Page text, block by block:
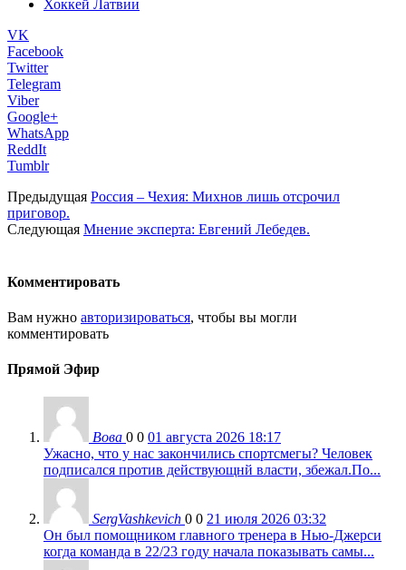
Хоккей Латвии
VK
Facebook
Twitter
Telegram
Viber
Google+
WhatsApp
ReddIt
Tumblr
Предыдущая Россия – Чехия: Михнов лишь отсрочил
приговор.
Следующая Мнение эксперта: Евгений Лебедев.
Комментировать
Вам нужно авторизироваться, чтобы вы могли
комментировать
Прямой Эфир
Вова 0 0 01 августа 2026 18:17
Ужасно, что у нас закончились спортсмегы? Человек
подписался против действующнй власти, збежал.По...
SergVashkevich 0 0 21 июля 2026 03:32
Он был помощником главного тренера в Нью-Джерси
когда команда в 22/23 году начала показывать самы...